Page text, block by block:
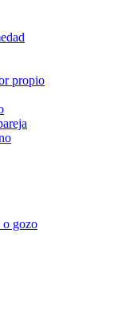
propio
o gozo